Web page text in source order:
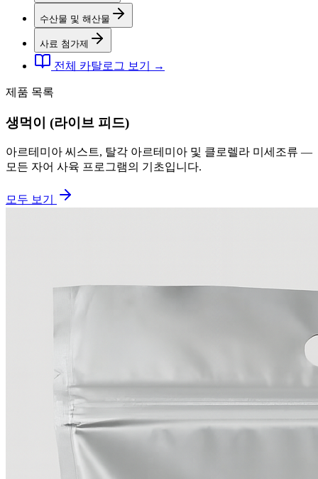
수산물 및 해산물
사료 첨가제
전체 카탈로그 보기 →
제품 목록
생먹이 (라이브 피드)
아르테미아 씨스트, 탈각 아르테미아 및 클로렐라 미세조류 —
모든 자어 사육 프로그램의 기초입니다.
모두 보기